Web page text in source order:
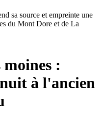
sa source et empreinte une
du Mont Dore et de La
moines :
à l'ancien